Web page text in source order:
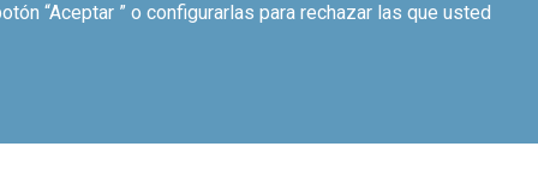
“Aceptar ” o configurarlas para rechazar las que usted